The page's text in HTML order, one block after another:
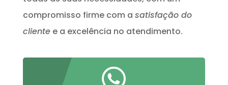
compromisso firme com a satisfação do
clientee a excelência no atendimento.
